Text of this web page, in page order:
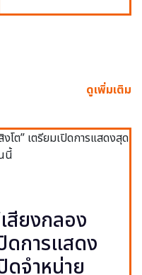
ดูเพิ่มเติม
สียงกลอง
ดการแสดง
ดจำหน่าย